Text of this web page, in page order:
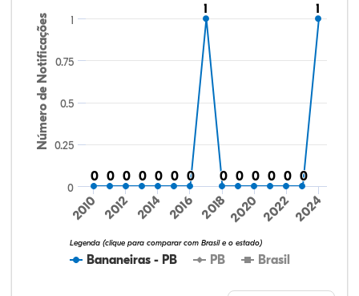
Número de Notificações
0
0 0
0 0
0 0
0 0
0 0
0 0
0
11
0
0 0
0 0
0 0
0 0
0 0
0
11
Bananeiras - PB PB Brasil
Legenda (clique para comparar com Brasil e o estado)
2010 2012 2014 2016 2018 2020 2022 2024
0
0.25
0.5
0.75
1